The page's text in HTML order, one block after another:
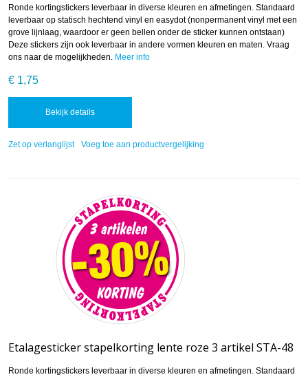
Ronde kortingstickers leverbaar in diverse kleuren en afmetingen. Standaard
leverbaar op statisch hechtend vinyl en easydot (nonpermanent vinyl met een
grove lijnlaag, waardoor er geen bellen onder de sticker kunnen ontstaan)
Deze stickers zijn ook leverbaar in andere vormen kleuren en maten. Vraag
ons naar de mogelijkheden. Meer info
€ 1,75
Bekijk details
Zet op verlanglijst Voeg toe aan productvergelijking
Etalagesticker stapelkorting lente roze 3 artikel STA-48
Ronde kortingstickers leverbaar in diverse kleuren en afmetingen. Standaard